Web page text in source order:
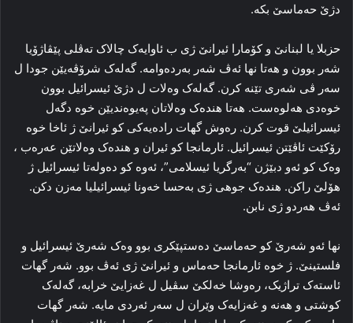
دژێ حه‌ماسێ بکە.
حزبلا یا لبنانێ و کۆمارا ئیرانێ ژی ب ئاوایه‌ک چالاک ته‌ڤلی پێڤاژۆیا
شه‌ر بوون و هه‌تا نها ئه‌ڤ شه‌ر به‌رده‌وامه‌. گه‌له‌ک شرۆڤه‌یێن جودا ل
سه‌ر ڤی شه‌ری تێنه‌ کرن. گه‌له‌ک وه‌لات ل دژێ ئیسرائیل بوون
خوه‌دی هه‌لوه‌ست. هه‌تا هنده‌ک وه‌لاتان پەیوه‌ندیێن خوه‌ دگه‌ل
ئیسرائیلێ قوت کرن. ره‌وش گهات راده‌یه‌کی کو ئیرانێ ژ ئاخا خوه‌
رۆکێت ئاڤێتن ئیسرائیل. ئارمانجا کو ئیران و هنده‌ک وه‌لاتێن عه‌ره‌ب ،
وه‌ک کو ئه‌و دبێژن “بەرگریا ئیسلامی”، ئه‌وه‌ کو ده‌وله‌تا ئیسرائیل ژ
هۆلێ راکن. هنده‌ک جوهی ژی به‌حسا خه‌ونا ئیسرائیلیا مه‌زن دکن.
ئه‌ڤ هه‌ردو ژی نابن.
نها ئه‌و شه‌رێ کو حه‌ماسێ ده‌ستپێکری بوو وه‌ک شه‌رێ ئیسرائیل و
فلستینێ. ژ خوه‌ ئارمانجا حه‌ماس و ئیرانێ ژی ئه‌ڤ بوو. شه‌ر گهات
ئاسته‌ک تراژیک، ره‌وشا خه‌لکێ سڤیل ل غه‌زایێ خرابه‌، گه‌له‌ک
کوشتی و هه‌نه‌ و غه‌زایه‌ک وێران ل سەر ئەردی مایە. شه‌ر گهات